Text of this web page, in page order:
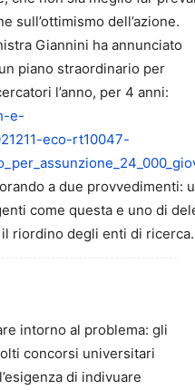
sull’ottimismo dell’azione.
Giannini ha annunciato
piano straordinario per
l’anno, per 4 anni:
e-
eco-rt10047-
a due provvedimenti:
come questa e uno di
riordino degli enti di ricerca.
intorno al problema: gli
concorsi universitari
di indivuare